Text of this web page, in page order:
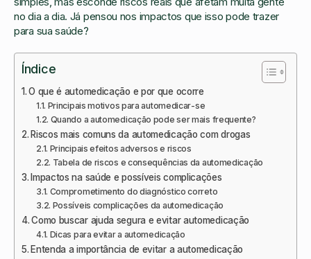
no dia a dia. Já pensou nos impactos que isso pode trazer
para sua saúde?
Índice
O que é automedicação e por que ocorre
Principais motivos para automedicar-se
Quando a automedicação pode ser mais frequente?
Riscos mais comuns da automedicação com drogas
Principais efeitos adversos e riscos
Tabela de riscos e consequências da automedicação
Impactos na saúde e possíveis complicações
Comprometimento do diagnóstico correto
Possíveis complicações da automedicação
Como buscar ajuda segura e evitar automedicação
Dicas para evitar a automedicação
Entenda a importância de evitar a automedicação